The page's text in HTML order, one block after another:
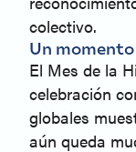
colectivo.
Un
El Mes de la
celebración
globales
aún queda